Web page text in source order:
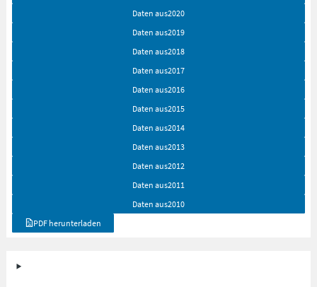
Daten aus2020
Daten aus2019
Daten aus2018
Daten aus2017
Daten aus2016
Daten aus2015
Daten aus2014
Daten aus2013
Daten aus2012
Daten aus2011
Daten aus2010
PDF herunterladen